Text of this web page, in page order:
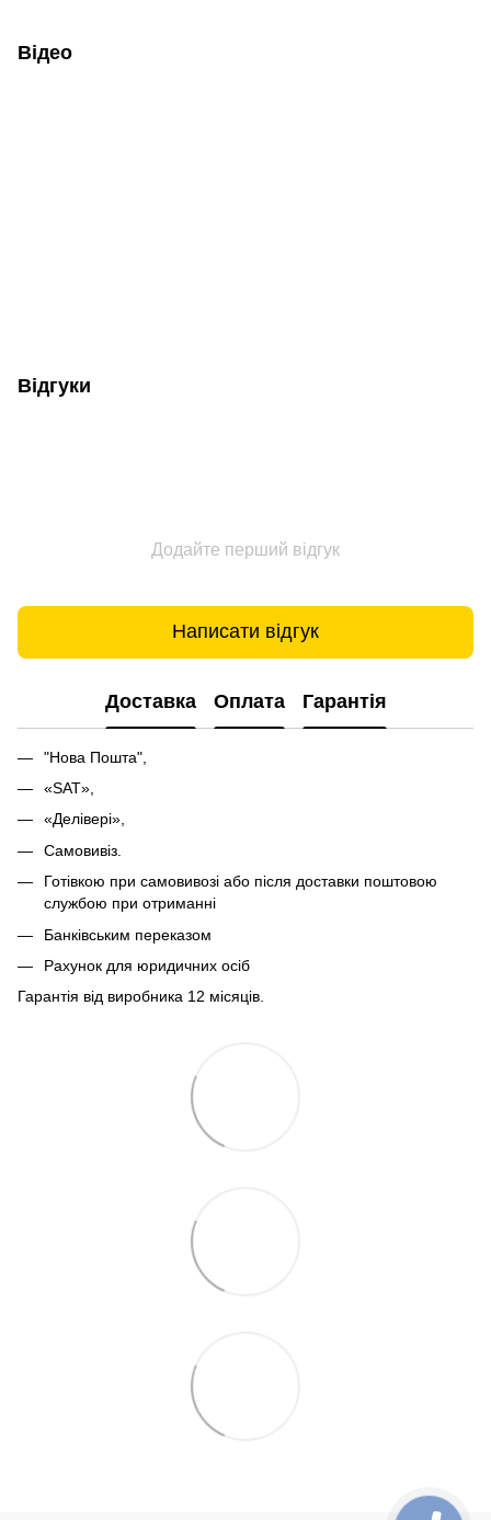
Відео
Відгуки
Додайте перший відгук
Написати відгук
Доставка Оплата Гарантія
"Нова Пошта",
«SAT»,
«Делівері»,
Самовивіз.
Готівкою при самовивозі або після доставки поштовою
службою при отриманні
Банківським переказом
Рахунок для юридичних осіб
Гарантія від виробника 12 місяців.